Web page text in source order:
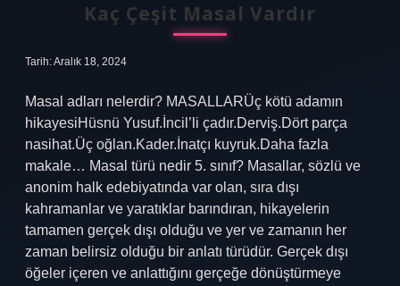
Kaç Çeşit Masal Vardır
Tarih: Aralık 18, 2024
Masal adları nelerdir? MASALLARÜç kötü adamın
hikayesiHüsnü Yusuf.İncil’li çadır.Derviş.Dört parça
nasihat.Üç oğlan.Kader.İnatçı kuyruk.Daha fazla
makale… Masal türü nedir 5. sınıf? Masallar, sözlü ve
anonim halk edebiyatında var olan, sıra dışı
kahramanlar ve yaratıklar barındıran, hikayelerin
tamamen gerçek dışı olduğu ve yer ve zamanın her
zaman belirsiz olduğu bir anlatı türüdür. Gerçek dışı
öğeler içeren ve anlattığını gerçeğe dönüştürmeye